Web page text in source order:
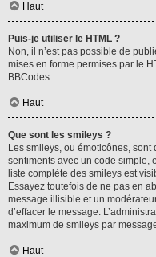
Haut
Puis-je utiliser le HTML ?
Non, il n’est pas possible de
mises en forme permises par le
BBCodes.
Haut
Que sont les smileys ?
Les smileys, ou émoticônes,
sentiments avec un code simple,
liste complète des smileys est
Essayez toutefois de ne pas en
message illisible et un
d’effacer le message.
maximum de smileys par
Haut